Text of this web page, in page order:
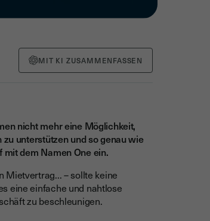
MIT KI ZUSAMMENFASSEN
nicht mehr eine Möglichkeit,
unterstützen und so genau wie
mit dem Namen One ein.
Mietvertrag... – sollte keine
eine einfache und nahtlose
zu beschleunigen.